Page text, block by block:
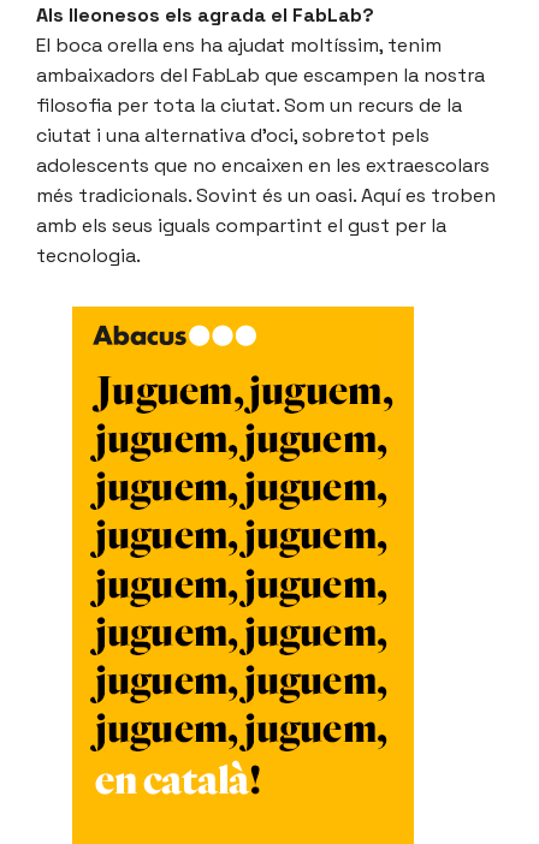
Als lleonesos els agrada el FabLab?
El boca orella ens ha ajudat moltíssim, tenim
ambaixadors del FabLab que escampen la nostra
filosofia per tota la ciutat. Som un recurs de la
ciutat i una alternativa d’oci, sobretot pels
adolescents que no encaixen en les extraescolars
més tradicionals. Sovint és un oasi. Aquí es troben
amb els seus iguals compartint el gust per la
tecnologia.